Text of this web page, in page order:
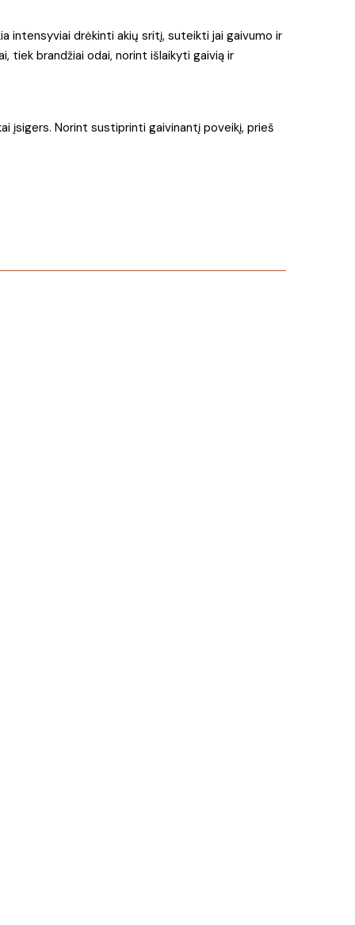
intensyviai drėkinti akių sritį, suteikti jai gaivumo ir
tiek brandžiai odai, norint išlaikyti gaivią ir
įsigers. Norint sustiprinti gaivinantį poveikį, prieš